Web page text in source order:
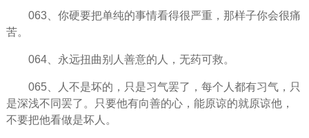
063、你硬要把单纯的事情看得很严重，那样子你会很痛
苦。
064、永远扭曲别人善意的人，无药可救。
065、人不是坏的，只是习气罢了，每个人都有习气，只
是深浅不同罢了。只要他有向善的心，能原谅的就原谅他，
不要把他看做是坏人。